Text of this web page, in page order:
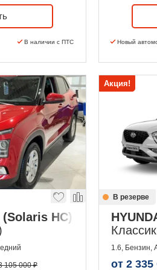
В наличии с ПТС Новый
(Solaris HC)
105 000 ₽
Акция!
В резерве
1.6, Бензин,
от 2 335